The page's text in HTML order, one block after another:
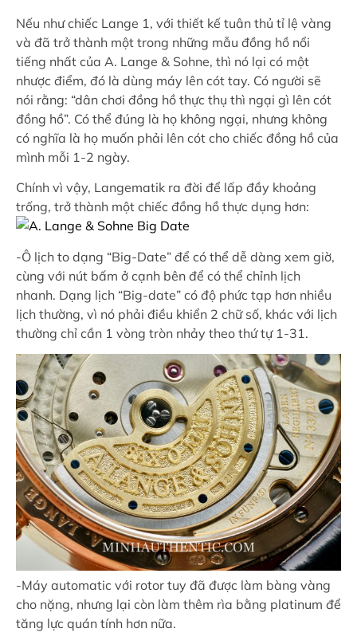
Nếu như chiếc Lange 1, với thiết kế tuân thủ tỉ lệ vàng
và đã trở thành một trong những mẫu đồng hồ nổi
tiếng nhất của A. Lange & Sohne, thì nó lại có một
nhược điểm, đó là dùng máy lên cót tay. Có người sẽ
nói rằng: “dân chơi đồng hồ thực thụ thì ngại gì lên cót
đồng hồ”. Có thể đúng là họ không ngại, nhưng không
có nghĩa là họ muốn phải lên cót cho chiếc đồng hồ của
mình mỗi 1-2 ngày.
Chính vì vậy, Langematik ra đời để lấp đầy khoảng
trống, trở thành một chiếc đồng hồ thực dụng hơn:
-Ô lịch to dạng “Big-Date” để có thể dễ dàng xem giờ,
cùng với nút bấm ở cạnh bên để có thể chỉnh lịch
nhanh. Dạng lịch “Big-date” có độ phức tạp hơn nhiều
lịch thường, vì nó phải điều khiển 2 chữ số, khác với lịch
thường chỉ cần 1 vòng tròn nhảy theo thứ tự 1-31.
-Máy automatic với rotor tuy đã được làm bàng vàng
cho nặng, nhưng lại còn làm thêm rìa bằng platinum để
tăng lực quán tính hơn nữa.